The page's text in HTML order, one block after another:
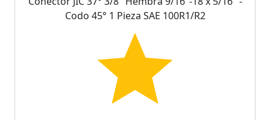
Codo 45° 1 Pieza SAE 100R1/R2